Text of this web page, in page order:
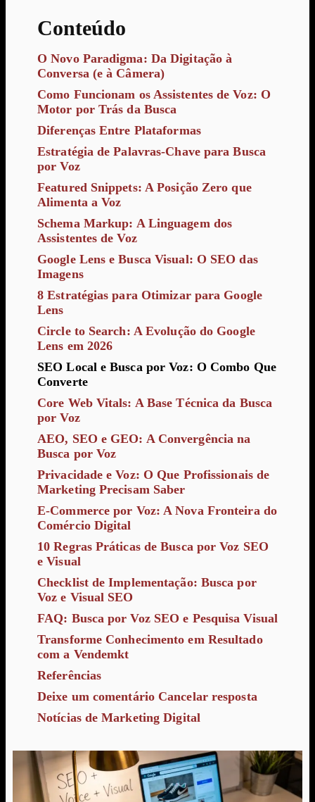
Conteúdo
O Novo Paradigma: Da Digitação à
Conversa (e à Câmera)
Como Funcionam os Assistentes de Voz: O
Motor por Trás da Busca
Diferenças Entre Plataformas
Estratégia de Palavras-Chave para Busca
por Voz
Featured Snippets: A Posição Zero que
Alimenta a Voz
Schema Markup: A Linguagem dos
Assistentes de Voz
Google Lens e Busca Visual: O SEO das
Imagens
8 Estratégias para Otimizar para Google
Lens
Circle to Search: A Evolução do Google
Lens em 2026
SEO Local e Busca por Voz: O Combo Que
Converte
Core Web Vitals: A Base Técnica da Busca
por Voz
AEO, SEO e GEO: A Convergência na
Busca por Voz
Privacidade e Voz: O Que Profissionais de
Marketing Precisam Saber
E-Commerce por Voz: A Nova Fronteira do
Comércio Digital
10 Regras Práticas de Busca por Voz SEO
e Visual
Checklist de Implementação: Busca por
Voz e Visual SEO
FAQ: Busca por Voz SEO e Pesquisa Visual
Transforme Conhecimento em Resultado
com a Vendemkt
Referências
Deixe um comentário Cancelar resposta
Notícias de Marketing Digital